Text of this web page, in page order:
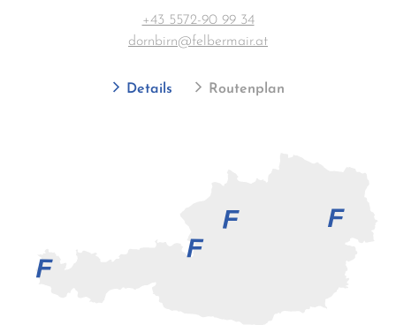
+43 5572-90 99 34
dornbirn@felbermair.at
Details Routenplan